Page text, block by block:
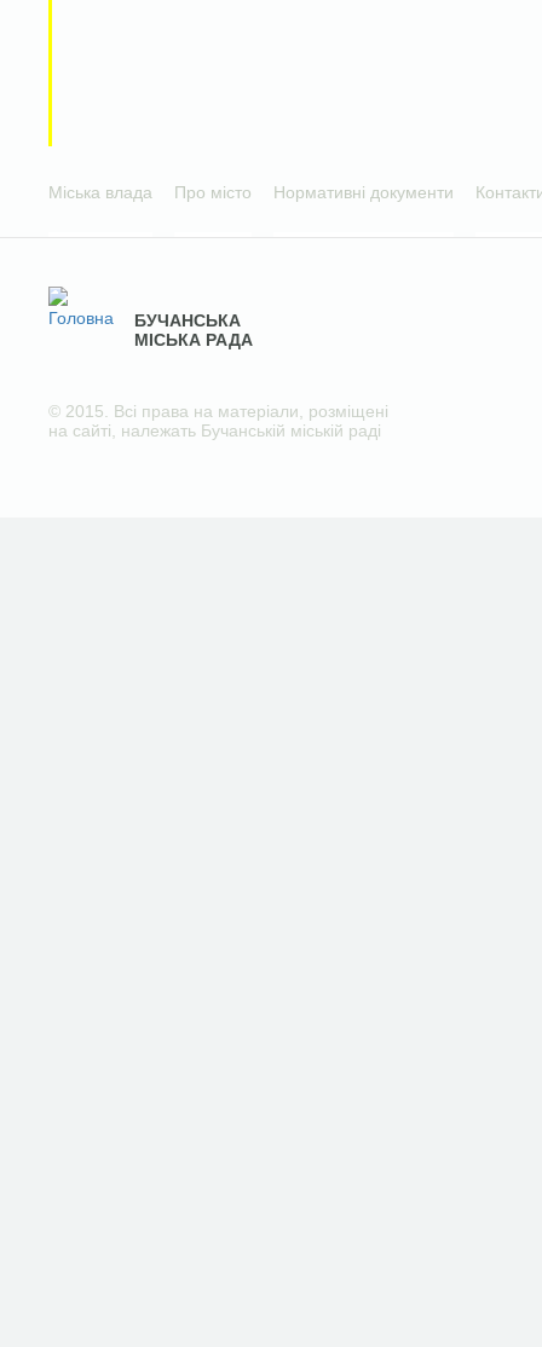
Міська влада Про місто Нормативні документи
БУЧАНСЬКА
МІСЬКА РАДА
© 2015. Всі права на матеріали, розміщені
на сайті, належать Бучанській міській раді